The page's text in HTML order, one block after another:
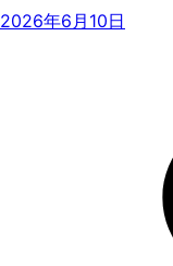
2026年6月10日